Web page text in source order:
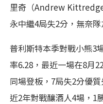
里奇（Andrew
永中繼4局失2分，無奈
普利斯特本季對戰小熊3
率6.28，最近一場在8月
同場登板，7局失2分優
近2年對戰釀酒人4場，1